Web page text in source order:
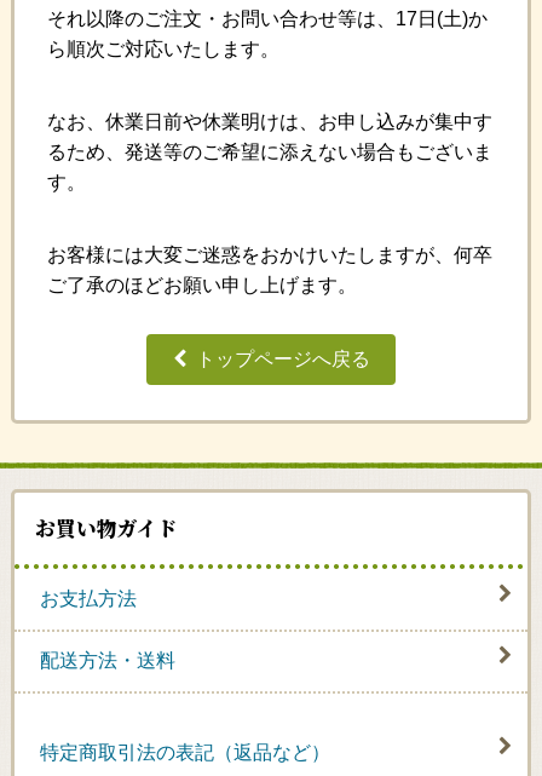
それ以降のご注文・お問い合わせ等は、17日(土)か
ら順次ご対応いたします。
なお、休業日前や休業明けは、お申し込みが集中す
るため、発送等のご希望に添えない場合もございま
す。
お客様には大変ご迷惑をおかけいたしますが、何卒
ご了承のほどお願い申し上げます。
トップページへ戻る
お買い物ガイド
お支払方法
配送方法・送料
特定商取引法の表記（返品など）